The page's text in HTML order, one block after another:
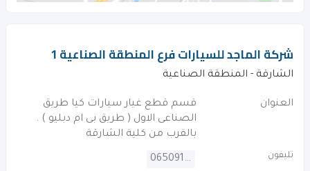
شركة الماجد للسيارات فرع المنطقة الصناعية 1
الشارقة - المنطقة الصناعية
العنوان
قسم قطع غيار سيارات كيا طريق
الصناعى الاول ( طريق بى ام دبليو ) .
بالقرب من كلية الشارقة
تليفون 065091999